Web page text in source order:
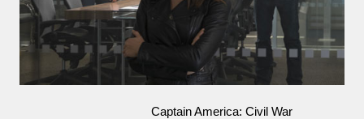
Captain America: Civil War